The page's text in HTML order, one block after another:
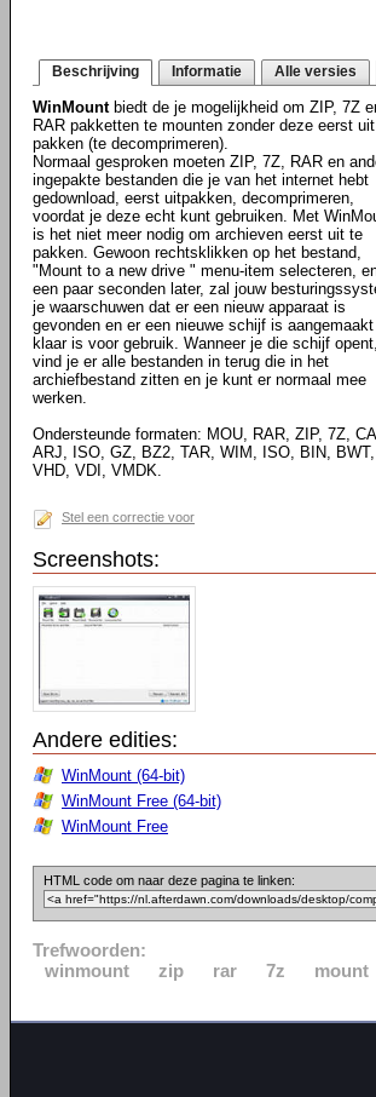
Beschrijving Informatie Alle versies
WinMountbiedt de je mogelijkheid om ZIP, 7Z
RAR pakketten te mounten zonder deze eerst
pakken (te decomprimeren).
Normaal gesproken moeten ZIP, 7Z, RAR en
ingepakte bestanden die je van het internet hebt
gedownload, eerst uitpakken, decomprimeren,
voordat je deze echt kunt gebruiken. Met
is het niet meer nodig om archieven eerst uit te
pakken. Gewoon rechtsklikken op het bestand,
"Mount to a new drive " menu-item selecteren,
een paar seconden later, zal jouw
je waarschuwen dat er een nieuw apparaat is
gevonden en er een nieuwe schijf is
klaar is voor gebruik. Wanneer je die schijf opent,
vind je er alle bestanden in terug die in het
archiefbestand zitten en je kunt er normaal mee
werken.
Ondersteunde formaten: MOU, RAR, ZIP, 7Z,
ARJ, ISO, GZ, BZ2, TAR, WIM, ISO, BIN,
VHD, VDI, VMDK.
Stel een correctie voor
Screenshots:
Andere edities:
WinMount (64-bit)
WinMount Free (64-bit)
WinMount Free
HTML code om naar deze pagina te linken:
Trefwoorden:
winmount
zip rar 7z mount